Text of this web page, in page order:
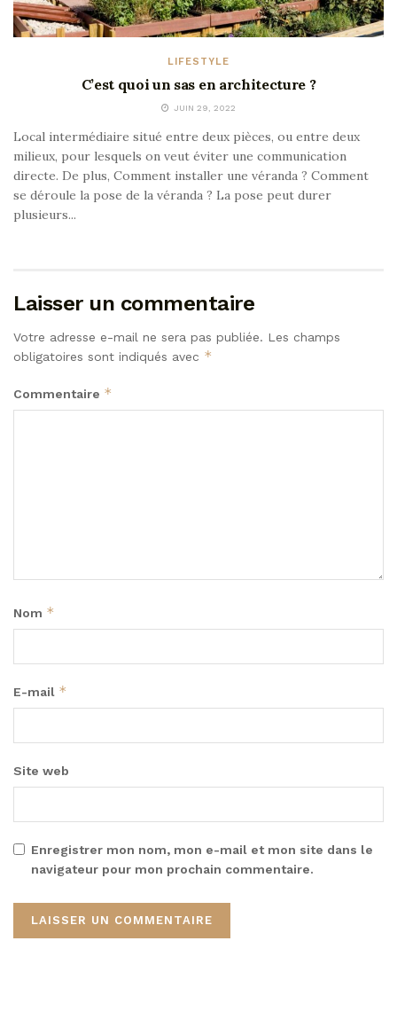
LIFESTYLE
C’est quoi un sas en architecture ?
JUIN 29, 2022
Local intermédiaire situé entre deux pièces, ou entre deux
milieux, pour lesquels on veut éviter une communication
directe. De plus, Comment installer une véranda ? Comment
se déroule la pose de la véranda ? La pose peut durer
plusieurs...
Laisser un commentaire
Votre adresse e-mail ne sera pas publiée. Les champs
obligatoires sont indiqués avec *
Commentaire *
Nom *
E-mail *
Site web
Enregistrer mon nom, mon e-mail et mon site dans le
navigateur pour mon prochain commentaire.